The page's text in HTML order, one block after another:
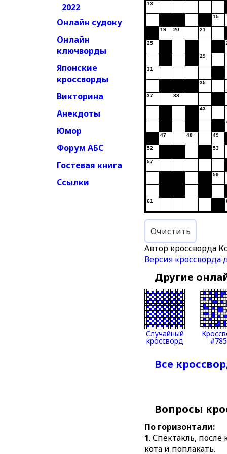
2022
Онлайн судоку
Онлайн
ключворды
Японские
кроссворды
Викторина
Анекдоты
Юмор
Форум АБС
Гостевая книга
Ссылки
13
25
31
37
52
57
61
19
47
20
38
48
21
29
35
43
15
49
53
59
Очистить
Автор кроссворда
Версия кроссворда
Другие
Случайный
кроссворд
Все
Вопросы
По горизонтали:
1. Спектакль, после
кота и поплакать.